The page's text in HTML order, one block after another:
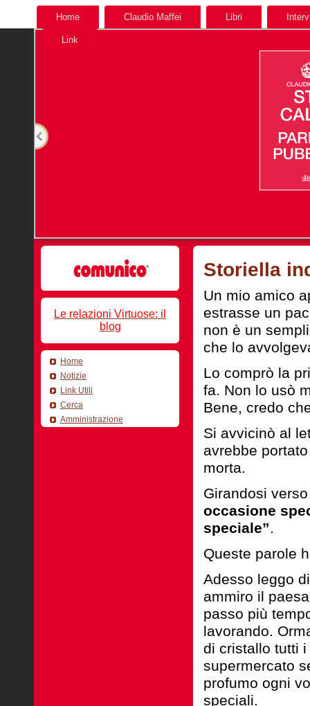
Home Claudio Maffei Libri
Link
Le relazioni Virtuose: il
blog
Home
Notizie
Link Utili
Cerca
Amministrazione
Storiella
Un mio amico
estrasse un
non è un
che lo
Lo comprò la
fa. Non lo usò
Bene, credo
Si avvicinò al
avrebbe
morta.
Girandosi
occasione
speciale”.
Queste parole
Adesso leggo
ammiro il
passo più
lavorando.
di cristallo tutti
supermercato
profumo ogni
speciali.